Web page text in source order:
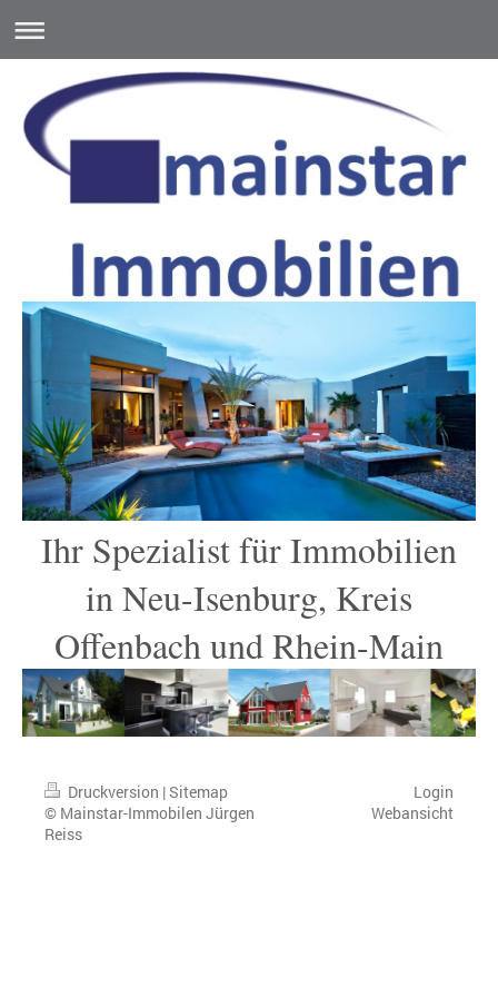
Ihr Spezialist für Immobilien
in Neu-Isenburg, Kreis
Offenbach und Rhein-Main
Druckversion |Sitemap
© Mainstar-Immobilen Jürgen
Reiss
Login
Webansicht